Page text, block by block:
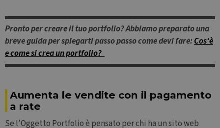
Pronto per creare il tuo portfolio? Abbiamo preparato una
breve guida per spiegarti passo passo come devi fare:Cos'è
e come si crea un portfolio?
Aumenta le vendite con il pagamento
a rate
Se l’Oggetto Portfolio è pensato per chi ha un sito web